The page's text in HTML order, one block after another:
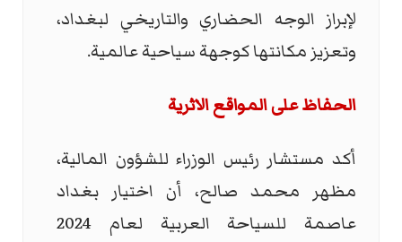
لإبراز الوجه الحضاري والتاريخي لبغداد،
وتعزيز مكانتها كوجهة سياحية عالمية.
الحفاظ على المواقع الاثرية
أكد مستشار رئيس الوزراء للشؤون المالية،
مظهر محمد صالح، أن اختيار بغداد
عاصمة للسياحة العربية لعام 2024